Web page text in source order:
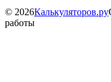
© 2026Калькуляторов.ру
работы